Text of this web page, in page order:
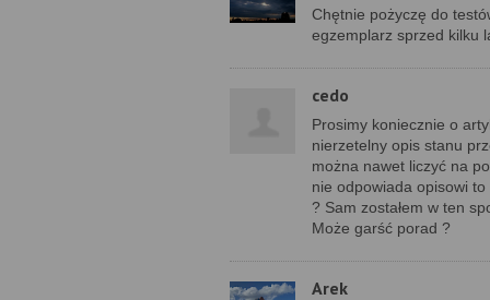
Chętnie pożyczę do
egzemplarz sprzed kilku
cedo
Prosimy koniecznie o
nierzetelny opis stanu
można nawet liczyć na
nie odpowiada opisowi
? Sam zostałem w ten
Może garść porad ?
Arek